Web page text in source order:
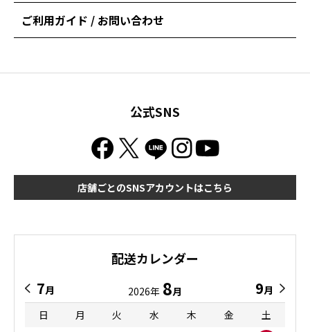
ご利用ガイド / お問い合わせ
公式SNS
店舗ごとのSNSアカウントはこちら
配送カレンダー
7月 2026年 8月 9月
日
月 火 水 木 金
土